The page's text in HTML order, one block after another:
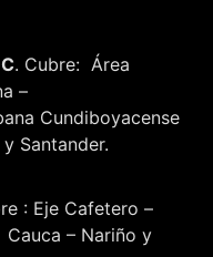
. Cubre: Área
–
Cundiboyacense
Santander.
: Eje Cafetero –
– Nariño y